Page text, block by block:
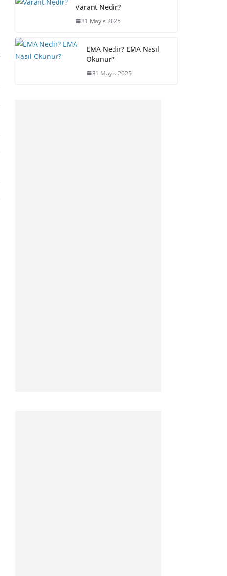
Varant Nedir?
31 Mayıs 2025
EMA Nedir? EMA Nasıl
Okunur?
31 Mayıs 2025